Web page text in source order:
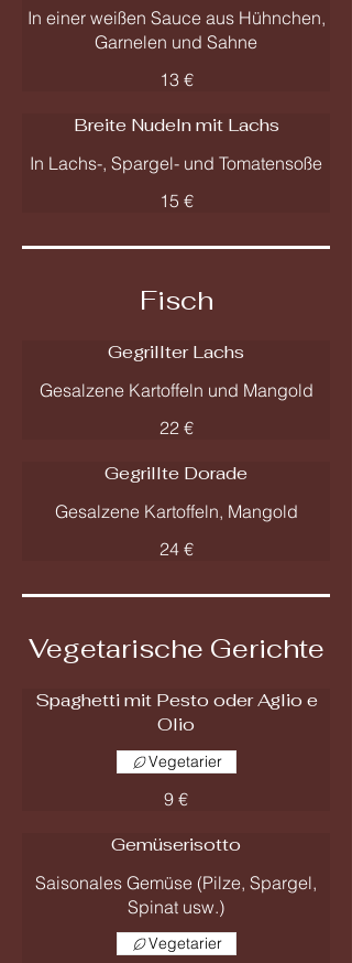
In einer weißen Sauce aus Hühnchen,
Garnelen und Sahne
13 €
Breite Nudeln mit Lachs
In Lachs-, Spargel- und Tomatensoße
15 €
Fisch
Gegrillter Lachs
Gesalzene Kartoffeln und Mangold
22 €
Gegrillte Dorade
Gesalzene Kartoffeln, Mangold
24 €
Vegetarische Gerichte
Spaghetti mit Pesto oder Aglio e
Olio
9 €
Vegetarier
Gemüserisotto
Saisonales Gemüse (Pilze, Spargel,
Spinat usw.)
Vegetarier